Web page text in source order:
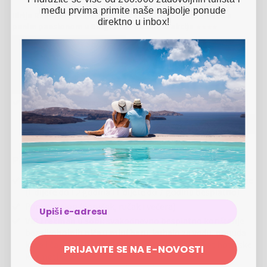
Ilirija Resort - Hotel Ilirija - VIP premium rujansko ljeto s
punim pansionom u Biogradu - Posebna akcija
5 NOĆI 2 OSOBE
05.09.-11.09.2026
955 €
Puni pansion Nigdje povoljnije 2 djece boravi gratis
Ponuda uključuje
2x noćenje u dvokrevetnojPremium Club sobiza 2 osobe
(1 dijete do 12 godina i 1 dijete do 7 godina besplatno)
Puni pansion (doručak, ručak i večera)
VIP tretman u sobi:
bezalkoholnih pića u mini baru, kuhalo za vodu, ponuda
kave i čajeva, korištenje ogrtača i papuča, paket hotelske
kozmetike
među prvima primite naše najbolje ponude
direktno u inbox!
PRIJAVITE SE NA E-NOVOSTI